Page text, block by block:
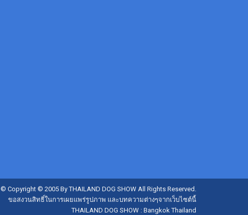
© Copyright © 2005 By THAILAND DOG SHOW All Rights Reserved.
ขอสงวนสิทธิ์ในการเผยแพร่รูปภาพ และบทความต่างๆจากเว็บไซต์นี้
THAILAND DOG SHOW : Bangkok Thailand